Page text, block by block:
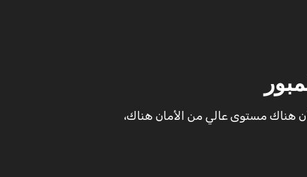
هناك مستوى عالي من الأمان هناك،